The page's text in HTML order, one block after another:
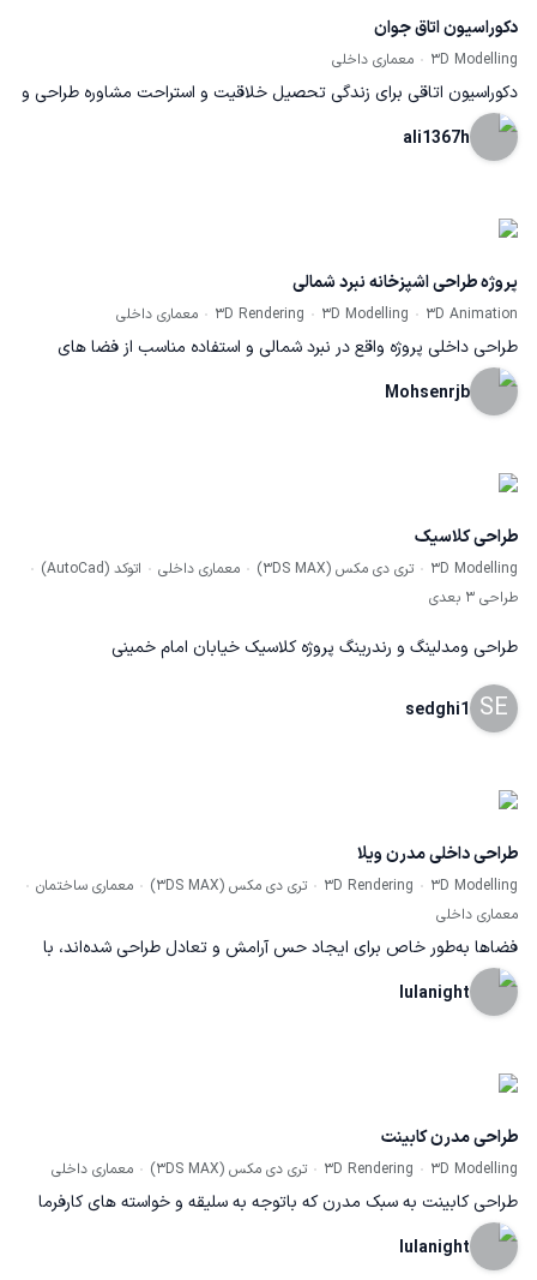
دکوراسیون اتاق جوان
3D Modelling معماری داخلی
دکوراسیون اتاقی برای زندگی تحصیل خلاقیت و استراحت مشاوره طراحی و
اجرا
ali1367h
پروژه طراحی اشپزخانه نبرد شمالی
3D Animation
3D Modelling
3D Rendering معماری داخلی
طراحی داخلی پروژه واقع در نبرد شمالی و استفاده مناسب از فضا های
اشپزخانه. اراِه انیمیشن (نرم افزار انریل انجین) و رندر تک شات (نرم افزار
Mohsenrjb
طراحی کلاسیک
3D Modelling تری دی مکس (3DS MAX) معماری داخلی
اتوکد (AutoCad)
طراحی ۳ بعدی
طراحی ومدلینگ و رندرینگ پروژه کلاسیک خیابان امام خمینی
SE
sedghi1
طراحی داخلی مدرن ویلا
3D Modelling
3D Rendering تری دی مکس (3DS MAX)
معماری ساختمان
معماری داخلی
فضاها به‌طور خاص برای ایجاد حس آرامش و تعادل طراحی شده‌اند، با
استفاده از رنگ‌های ملایم کرم، سفید و طوسی/مشکی که علاوه بر زیبایی،
خلق فضایی انعطاف‌پذیر و کاربردی برای هر نوع سبک زندگی تمرکز دارند.
lulanight
طراحی مدرن کابینت
3D Modelling
3D Rendering تری دی مکس (3DS MAX) معماری داخلی
طراحی کابینت به سبک مدرن که باتوجه به سلیقه و خواسته های کارفرما
طراحی شده. ترکیب رنگ مشکی و طوسی در طراحی این کابینت یک انتخاب
lulanight